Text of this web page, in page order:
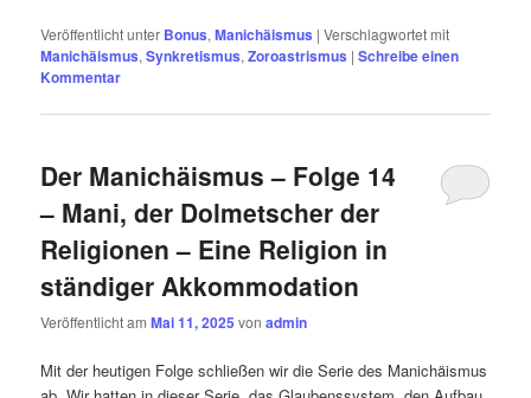
Veröffentlicht unter Bonus,Manichäismus |Verschlagwortet mit
Manichäismus,Synkretismus,Zoroastrismus |Schreibe einen
Kommentar
Der Manichäismus – Folge 14
– Mani, der Dolmetscher der
Religionen – Eine Religion in
ständiger Akkommodation
Veröffentlicht amMai 11, 2025 vonadmin
Mit der heutigen Folge schließen wir die Serie des Manichäismus